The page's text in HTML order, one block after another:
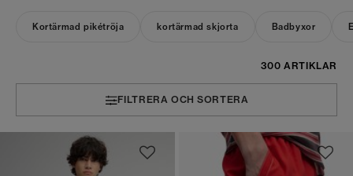
Kortärmad pikétröja kortärmad skjorta Badbyxor
300 ARTIKLAR
FILTRERA OCH SORTERA